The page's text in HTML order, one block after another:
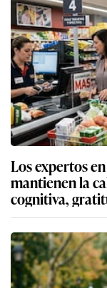
Los expertos
mantienen la
cognitiva,